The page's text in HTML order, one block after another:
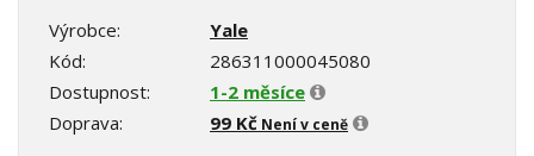
Výrobce:
Yale
Kód:
286311000045080
Dostupnost:
1-2 měsíce
Doprava:
99 Kč Není v ceně